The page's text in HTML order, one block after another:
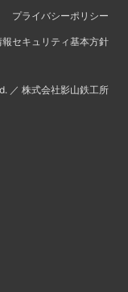
プライバシーポリシー
報セキュリティ基本方針
／ 株式会社影山鉄工所